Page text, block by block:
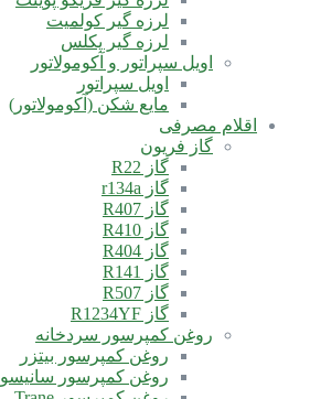
لرزه گیر کولمیت
لرزه گیر پکلس
اویل سپراتور و آکومولاتور
اویل سپراتور
مایع شکن (آکومولاتور)
اقلام مصرفی
گاز فریون
گاز R22
گاز r134a
گاز R407
گاز R410
گاز R404
گاز R141
گاز R507
گاز R1234YF
روغن کمپرسور سردخانه
روغن کمپرسور بیتزر
روغن کمپرسور سانیسو